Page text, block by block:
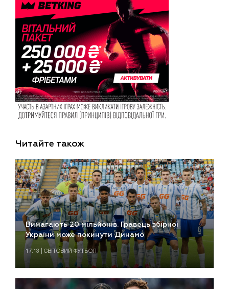
Читайте також
Вимагають 20 мільйонів. Гравець збірної
України може покинути Динамо
17:13 | СВІТОВИЙ ФУТБОЛ